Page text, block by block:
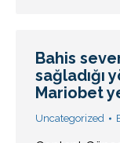
Bahis
sağladığı
Mariobet
Uncategorized